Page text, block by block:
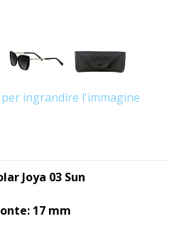
ingrandire l'immagine
Joya 03 Sun
17 mm